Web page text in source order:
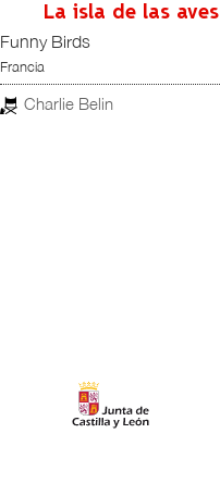
La isla de las aves
Funny Birds
Francia
Charlie Belin